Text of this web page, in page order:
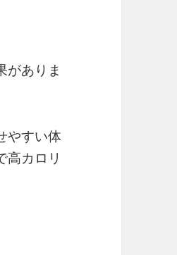
がありま
やすい体
高カロリ